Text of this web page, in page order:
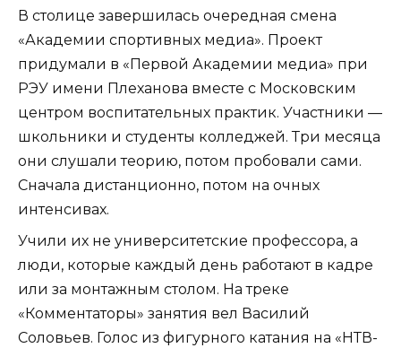
В столице завершилась очередная смена
«Академии спортивных медиа». Проект
придумали в «Первой Академии медиа» при
РЭУ имени Плеханова вместе с Московским
центром воспитательных практик. Участники —
школьники и студенты колледжей. Три месяца
они слушали теорию, потом пробовали сами.
Сначала дистанционно, потом на очных
интенсивах.
Учили их не университетские профессора, а
люди, которые каждый день работают в кадре
или за монтажным столом. На треке
«Комментаторы» занятия вел Василий
Соловьев. Голос из фигурного катания на «НТВ-